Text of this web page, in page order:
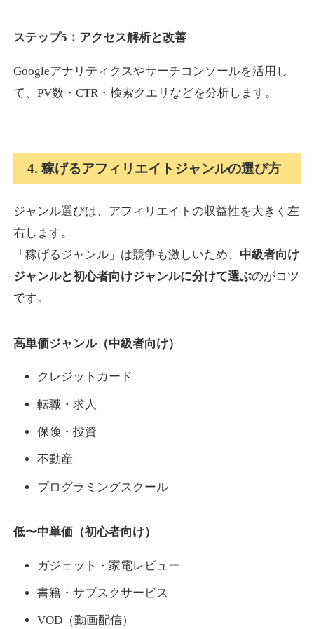
ステップ5：アクセス解析と改善
Googleアナリティクスやサーチコンソールを活用し
て、PV数・CTR・検索クエリなどを分析します。
4. 稼げるアフィリエイトジャンルの選び方
ジャンル選びは、アフィリエイトの収益性を大きく左
右します。
「稼げるジャンル」は競争も激しいため、 中級者向け
ジャンルと初心者向けジャンルに分けて選ぶのがコツ
です。
高単価ジャンル（中級者向け）
クレジットカード
転職・求人
保険・投資
不動産
プログラミングスクール
低〜中単価（初心者向け）
ガジェット・家電レビュー
書籍・サブスクサービス
VOD（動画配信）